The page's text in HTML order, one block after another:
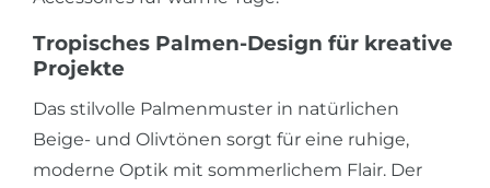
Tropisches Palmen-Design für kreative
Projekte
Das stilvolle Palmenmuster in natürlichen
Beige- und Olivtönen sorgt für eine ruhige,
moderne Optik mit sommerlichem Flair. Der